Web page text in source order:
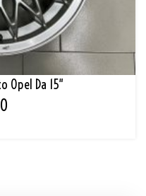
Opel Da 15″